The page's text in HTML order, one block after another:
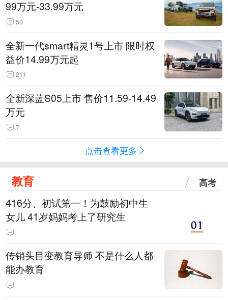
99万元-33.99万元
50
全新一代smart精灵1号上市 限时权
益价14.99万元起
211
全新深蓝S05上市 售价11.59-14.49
万元
7
点击查看更多
教育 高考
416分、初试第一！为鼓励初中生
女儿 41岁妈妈考上了研究生
传销头目变教育导师 不是什么人都
能办教育